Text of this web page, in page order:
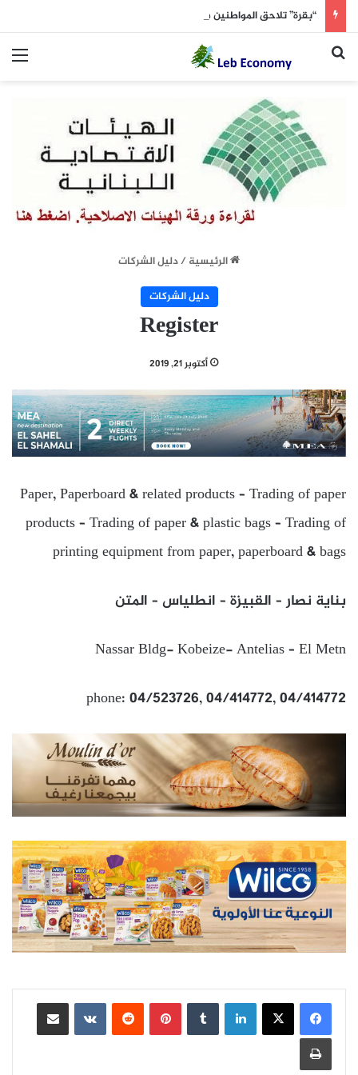
“بقرة” تلاحق المواطنين في الكحالة!
بحث عن
الرئيسية/دليل الشركات
دليل الشركات
Register
أكتوبر 21, 2019
Paper, Paperboard & related products – Trading of paper
products – Trading of paper & plastic bags – Trading of
printing equipment from paper, paperboard & bags
بناية نصار – القبيزة – انطلياس – المتن
Nassar Bldg- Kobeize- Antelias – El Metn
phone: 04/523726, 04/414772, 04/414772
لينكدإن بينتيريست
مشاركة عبر البريد
طباعة